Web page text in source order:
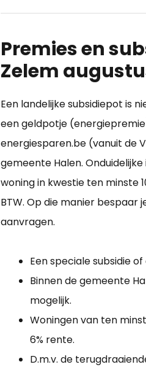
Premies en
Zelem
Een landelijke subsidiepot is
een geldpotje
energiesparen.be (vanuit de
gemeente Halen.
woning in kwestie ten minste
BTW. Op die manier bespaar
aanvragen.
Een speciale subsidie
Binnen de gemeente
mogelijk.
Woningen van ten
6% rente.
D.m.v. de